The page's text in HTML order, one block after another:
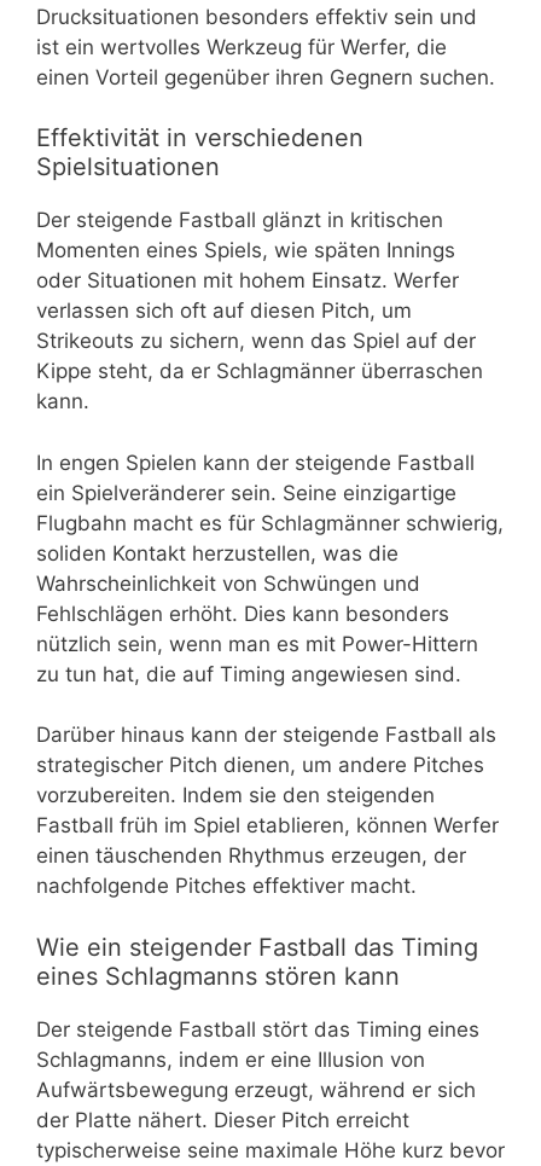
Drucksituationen besonders effektiv sein und
ist ein wertvolles Werkzeug für Werfer, die
einen Vorteil gegenüber ihren Gegnern suchen.
Effektivität in verschiedenen
Spielsituationen
Der steigende Fastball glänzt in kritischen
Momenten eines Spiels, wie späten Innings
oder Situationen mit hohem Einsatz. Werfer
verlassen sich oft auf diesen Pitch, um
Strikeouts zu sichern, wenn das Spiel auf der
Kippe steht, da er Schlagmänner überraschen
kann.
In engen Spielen kann der steigende Fastball
ein Spielveränderer sein. Seine einzigartige
Flugbahn macht es für Schlagmänner schwierig,
soliden Kontakt herzustellen, was die
Wahrscheinlichkeit von Schwüngen und
Fehlschlägen erhöht. Dies kann besonders
nützlich sein, wenn man es mit Power-Hittern
zu tun hat, die auf Timing angewiesen sind.
Darüber hinaus kann der steigende Fastball als
strategischer Pitch dienen, um andere Pitches
vorzubereiten. Indem sie den steigenden
Fastball früh im Spiel etablieren, können Werfer
einen täuschenden Rhythmus erzeugen, der
nachfolgende Pitches effektiver macht.
Wie ein steigender Fastball das Timing
eines Schlagmanns stören kann
Der steigende Fastball stört das Timing eines
Schlagmanns, indem er eine Illusion von
Aufwärtsbewegung erzeugt, während er sich
der Platte nähert. Dieser Pitch erreicht
typischerweise seine maximale Höhe kurz bevor